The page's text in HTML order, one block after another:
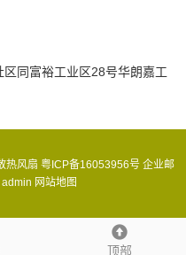
同富裕工业区28号华朗嘉工
顶部
热风扇 粤ICP备16053956号 企业邮
admin 网站地图